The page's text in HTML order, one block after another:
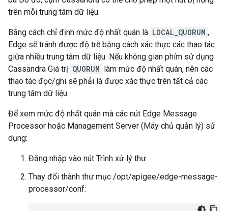
trên mỗi trung tâm dữ liệu.
Bằng cách chỉ định mức độ nhất quán là LOCAL_QUORUM ,
Edge sẽ tránh được độ trễ bằng cách xác thực các thao tác
giữa nhiều trung tâm dữ liệu. Nếu không gian phím sử dụng
Cassandra Giá trị QUORUM làm mức độ nhất quán, nên các
thao tác đọc/ghi sẽ phải là được xác thực trên tất cả các
trung tâm dữ liệu.
Để xem mức độ nhất quán mà các nút Edge Message
Processor hoặc Management Server (Máy chủ quản lý) sử
dụng:
Đăng nhập vào nút Trình xử lý thư.
Thay đổi thành thư mục /opt/apigee/edge-message-
processor/conf: